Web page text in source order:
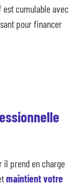
est cumulable avec
pour financer
il prend en charge
maintient votre